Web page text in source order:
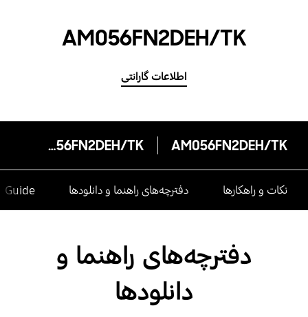
AM056FN2DEH/TK
اطلاعات گارانتی
AM056FN2DEH/TK
AM056FN2DEH/TK
نکات و راهکارها دفترچه‌های راهنما و دانلودها
دفترچه‌های راهنما و
دانلودها